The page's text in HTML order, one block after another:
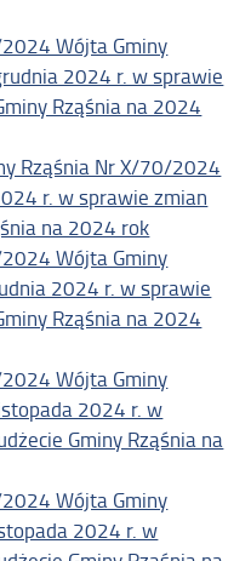
Wójta Gminy
2024 r. w sprawie
Rząśnia na 2024
Rząśnia Nr X/70/2024
r. w sprawie zmian
na 2024 rok
Wójta Gminy
2024 r. w sprawie
Rząśnia na 2024
Wójta Gminy
2024 r. w
Gminy Rząśnia na
Wójta Gminy
2024 r. w